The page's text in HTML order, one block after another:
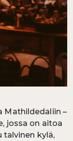
Mathildedaliin –
jossa on aitoa
talvinen kylä,